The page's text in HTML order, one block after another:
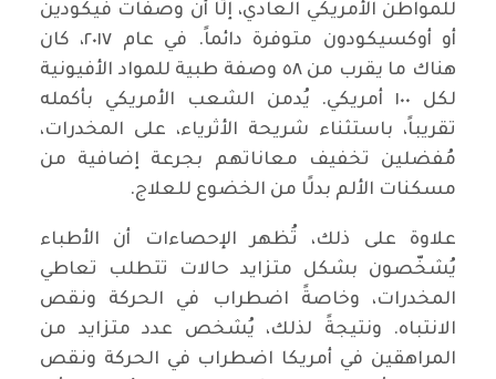
للمواطن الأمريكي العادي، إلّا أن وصفات فيكودين
أو أوكسيكودون متوفرة دائماً. في عام ٢٠١٧، كان
هناك ما يقرب من ٥٨ وصفة طبية للمواد الأفيونية
لكل ١٠٠ أمريكي. يُدمن الشعب الأمريكي بأكمله
تقريباً، باستثناء شريحة الأثرياء، على المخدرات،
مُفضلين تخفيف معاناتهم بجرعة إضافية من
مسكنات الألم بدلًا من الخضوع للعلاج.
علاوة على ذلك، تُظهر الإحصاءات أن الأطباء
يُشخّصون بشكل متزايد حالات تتطلب تعاطي
المخدرات، وخاصةً اضطراب في الحركة ونقص
الانتباه. ونتيجةً لذلك، يُشخص عدد متزايد من
المراهقين في أمريكا اضطراب في الحركة ونقص